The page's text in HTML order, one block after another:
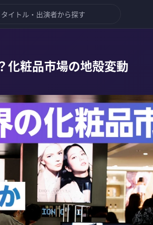
化粧品市場の地殻変動